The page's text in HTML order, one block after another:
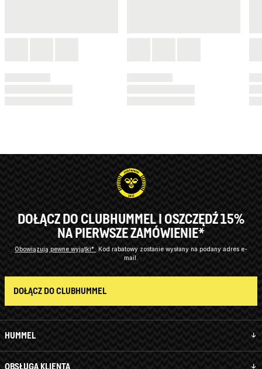
HUMMEL
OBSŁUGA KLIENTA
DOŁĄCZ DO CLUBHUMMEL I OSZCZĘDŹ 15%
NA PIERWSZE ZAMÓWIENIE*
Obowiązują pewne wyjątki*
Kod rabatowy zostanie wysłany na podany adres e-
mail.
DOŁĄCZ DO CLUBHUMMEL